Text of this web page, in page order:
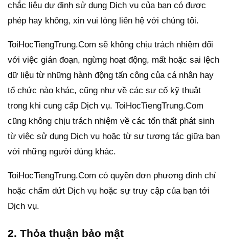
chắc liệu dự định sử dụng Dịch vụ của bạn có được
phép hay không, xin vui lòng liên hệ với chúng tôi.
ToiHocTiengTrung.Com sẽ không chịu trách nhiệm đối
với việc gián đoạn, ngừng hoạt động, mất hoặc sai lệch
dữ liệu từ những hành động tấn công của cá nhân hay
tổ chức nào khác, cũng như về các sự cố kỹ thuật
trong khi cung cấp Dịch vụ. ToiHocTiengTrung.Com
cũng không chịu trách nhiệm về các tổn thất phát sinh
từ việc sử dụng Dịch vụ hoặc từ sự tương tác giữa bạn
với những người dùng khác.
ToiHocTiengTrung.Com có quyền đơn phương đình chỉ
hoặc chấm dứt Dịch vụ hoặc sự truy cập của bạn tới
Dịch vụ.
2. Thỏa thuận bảo mật